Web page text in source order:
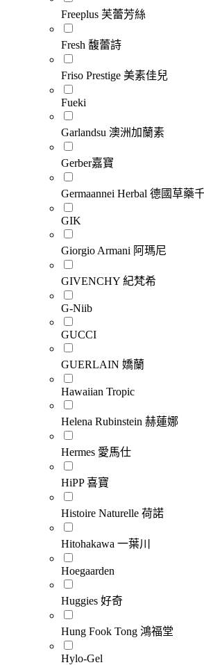
Freeplus 芙蕾芳絲
Fresh 馥蕾詩
Friso Prestige 美素佳兒
Fueki
Garlandsu 澳洲加蘭素
Gerber嘉寶
Germaannei Herbal 德國草藥
GIK
Giorgio Armani 阿瑪尼
GIVENCHY 紀梵希
G-Niib
GUCCI
GUERLAIN 嬌蘭
Hawaiian Tropic
Helena Rubinstein 赫蓮娜
Hermes 愛馬仕
HiPP 喜寶
Histoire Naturelle 荷諾
Hitohakawa 一葉川
Hoegaarden
Huggies 好奇
Hung Fook Tong 鴻福堂
Hylo-Gel